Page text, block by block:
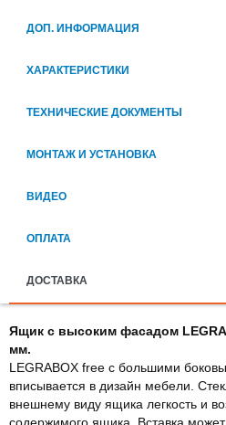
ДОП. ИНФОРМАЦИЯ
ХАРАКТЕРИСТИКИ
ТЕХНИЧЕСКИЕ ДОКУМЕНТЫ
МОНТАЖ И УСТАНОВКА
ВИДЕО
ОПЛАТА
ДОСТАВКА
Ящик с высоким фасадом
мм.
LEGRABOX free с большими
вписывается в дизайн мебели.
внешнему виду ящика легкость и
содержимого ящика. Вставка